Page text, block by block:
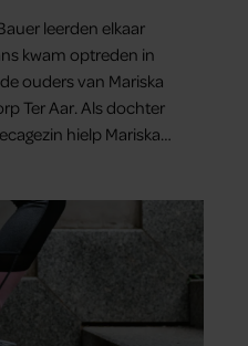
leerden elkaar
kwam optreden in
ouders van Mariska
Ter Aar. Als dochter
hielp Mariska